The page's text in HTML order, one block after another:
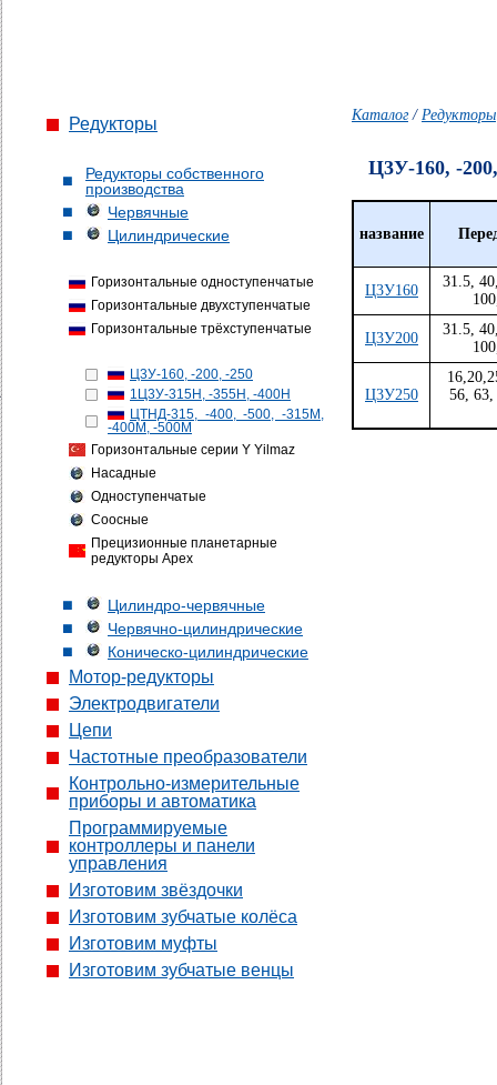
Редукторы
Редукторы собственного
производства
Червячные
Цилиндрические
Горизонтальные одноступенчатые
Горизонтальные двухступенчатые
Горизонтальные трёхступенчатые
Ц3У-160, -200, -250
1Ц3У-315Н, -355Н, -400Н
ЦТНД-315, -400, -500, -315М,
-400М, -500М
Горизонтальные серии Y Yilmaz
Насадные
Одноступенчатые
Соосные
Прецизионные планетарные
редукторы Apex
Цилиндро-червячные
Червячно-цилиндрические
Коническо-цилиндрические
Мотор-редукторы
Электродвигатели
Цепи
Частотные преобразователи
Контрольно-измерительные
приборы и автоматика
Программируемые
контроллеры и панели
управления
Изготовим звёздочки
Изготовим зубчатые колёса
Изготовим муфты
Изготовим зубчатые венцы
Каталог / Редукторы
Ц3У-160, -
название
Ц3У160
31.5,
Ц3У200
31.5,
Ц3У250
56, 63,